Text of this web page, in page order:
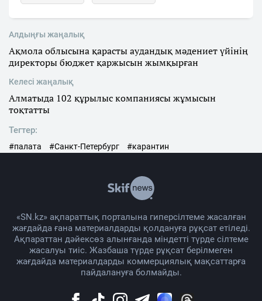
Алдыңғы жаңалық
Ақмола облысына қарасты аудандық мәдениет үйінің
директоры бюджет қаржысын жымқырған
Келесі жаңалық
Алматыда 102 құрылыс компаниясы жұмысын
тоқтатты
Тегтер:
#палата #Санкт-Петербург #карантин
«SN.kz» ақпараттық порталына гиперсілтеме жасалған
жағдайда ғана материалдарды қолдануға рұқсат етіледі.
Ақпараттан дәйексөз алынғанда міндетті түрде сілтеме
жасалуы тиіс. Жазбаша түрде рұқсат берілмеген
жағдайда материалдарды коммерциялық мақсаттарға
пайдалануға болмайды.